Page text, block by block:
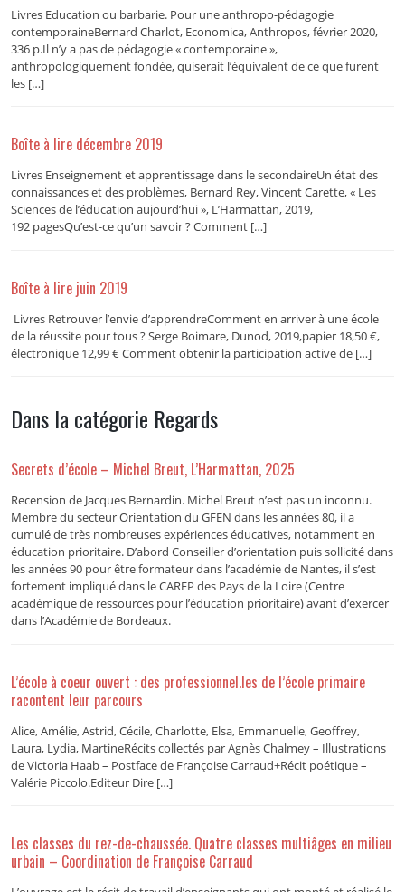
Livres Education ou barbarie. Pour une anthropo-pédagogie
contemporaineBernard Charlot, Economica, Anthropos, février 2020,
336 p.Il n’y a pas de pédagogie « contemporaine »,
anthropologiquement fondée, quiserait l’équivalent de ce que furent
les […]
Boîte à lire décembre 2019
Livres Enseignement et apprentissage dans le secondaireUn état des
connaissances et des problèmes, Bernard Rey, Vincent Carette, « Les
Sciences de l’éducation aujourd’hui », L’Harmattan, 2019,
192 pagesQu’est-ce qu’un savoir ? Comment […]
Boîte à lire juin 2019
Livres Retrouver l’envie d’apprendreComment en arriver à une école
de la réussite pour tous ? Serge Boimare, Dunod, 2019,papier 18,50 €,
électronique 12,99 € Comment obtenir la participation active de […]
Dans la catégorie Regards
Secrets d’école – Michel Breut, L’Harmattan, 2025
Recension de Jacques Bernardin. Michel Breut n’est pas un inconnu.
Membre du secteur Orientation du GFEN dans les années 80, il a
cumulé de très nombreuses expériences éducatives, notamment en
éducation prioritaire. D’abord Conseiller d’orientation puis sollicité dans
les années 90 pour être formateur dans l’académie de Nantes, il s’est
fortement impliqué dans le CAREP des Pays de la Loire (Centre
académique de ressources pour l’éducation prioritaire) avant d’exercer
dans l’Académie de Bordeaux.
L’école à coeur ouvert : des professionnel.les de l’école primaire
racontent leur parcours
Alice, Amélie, Astrid, Cécile, Charlotte, Elsa, Emmanuelle, Geoffrey,
Laura, Lydia, MartineRécits collectés par Agnès Chalmey – Illustrations
de Victoria Haab – Postface de Françoise Carraud+Récit poétique –
Valérie Piccolo.Editeur Dire […]
Les classes du rez-de-chaussée. Quatre classes multiâges en milieu
urbain – Coordination de Françoise Carraud